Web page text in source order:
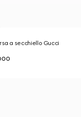
a secchiello Gucci